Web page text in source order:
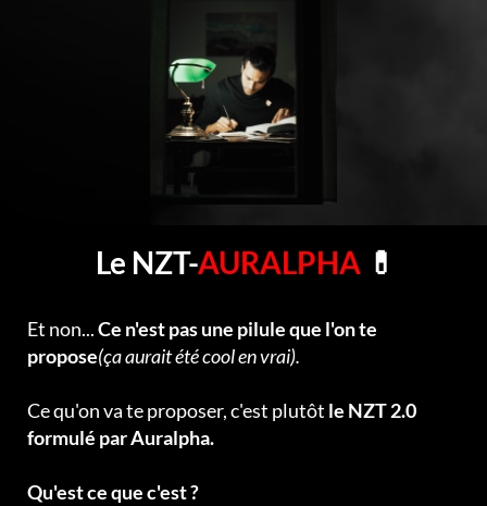
Le NZT-AURALPHA 💊
Et non...Ce n'est pas une pilule que l'on te
propose(ça aurait été cool en vrai).
Ce qu'on va te proposer, c'est plutôt le NZT 2.0
formulé par Auralpha.
Qu'est ce que c'est ?